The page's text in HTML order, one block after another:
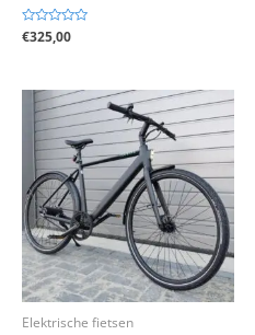
Gewaardeerd
0
€325,00
Elektrische fietsen